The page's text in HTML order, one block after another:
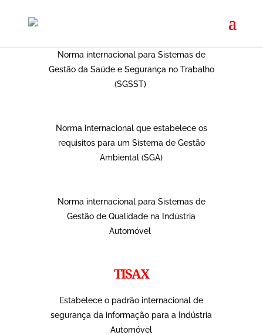
Norma internacional para Sistemas de
Gestão da Saúde e Segurança no Trabalho
(SGSST)
Norma internacional que estabelece os
requisitos para um Sistema de Gestão
Ambiental (SGA)
Norma internacional para Sistemas de
Gestão de Qualidade na Indústria
Automóvel
TISAX
Estabelece o padrão internacional de
segurança da informação para a Indústria
Automóvel